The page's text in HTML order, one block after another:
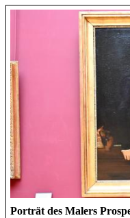
Porträt des Malers